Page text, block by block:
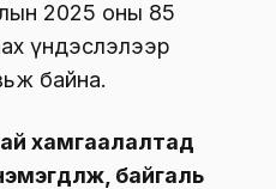
2025 оны 85
үндэслэлээр
байна.
хамгаалалтад
байгаль